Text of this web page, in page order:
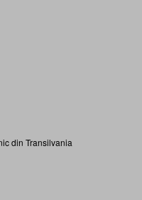
din Transilvania